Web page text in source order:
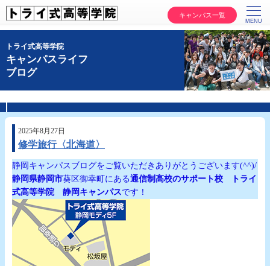
キャンパス一覧
トライ式高等学院
キャンパスライフ
ブログ
2025年8月27日
修学旅行〈北海道〉
静岡キャンパスブログをご覧いただきありがとうございます(^^)/
静岡県静岡市葵区御幸町にある通信制高校のサポート校
トライ
式高等学院 静岡キャンパスです！